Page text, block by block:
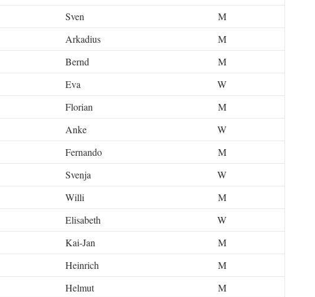
Sven
M
Arkadius
M
Bernd
M
Eva
W
Florian
M
Anke
W
Fernando
M
Svenja
W
Willi
M
Elisabeth
W
Kai-Jan
M
Heinrich
M
Helmut
M